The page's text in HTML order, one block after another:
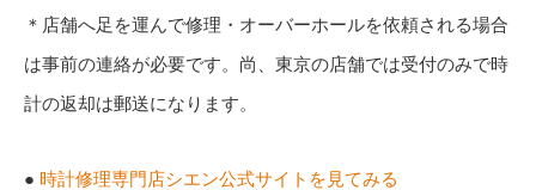
＊店舗へ足を運んで修理・オーバーホールを依頼される場合
は事前の連絡が必要です。尚、東京の店舗では受付のみで時
計の返却は郵送になります。
● 時計修理専門店シエン公式サイトを見てみる